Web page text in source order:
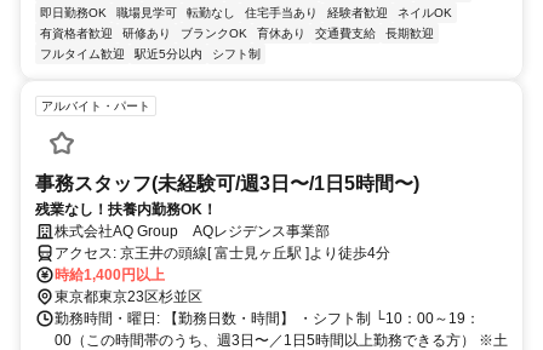
即日勤務OK
職場見学可 転勤なし 住宅手当あり 経験者歓迎
ネイルOK
有資格者歓迎
研修あり ブランクOK 育休あり 交通費支給
長期歓迎
フルタイム歓迎
駅近5分以内 シフト制
アルバイト・パート
事務スタッフ(未経験可/週3日〜/1日5時間〜)
残業なし！扶養内勤務OK！
株式会社AQ Group AQレジデンス事業部
アクセス: 京王井の頭線[ 富士見ヶ丘駅 ]より徒歩4分
時給1,400円以上
東京都東京23区杉並区
勤務時間・曜日: 【勤務日数・時間】 ・シフト制 └10：00～19：
00（この時間帯のうち、週3日〜／1日5時間以上勤務できる方） ※土